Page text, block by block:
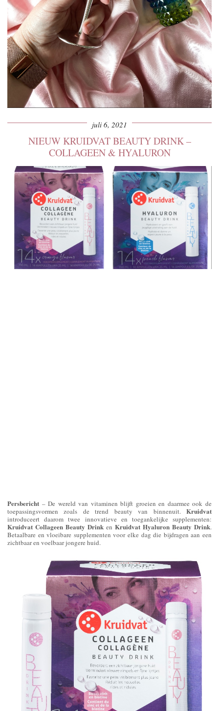
juli 6, 2021
NIEUW KRUIDVAT BEAUTY DRINK –
COLLAGEEN & HYALURON
Persbericht – De wereld van vitaminen blijft groeien en daarmee ook de
toepassingsvormen zoals de trend beauty van binnenuit. Kruidvat
introduceert daarom twee innovatieve en toegankelijke supplementen:
Kruidvat Collageen Beauty Drink en Kruidvat Hyaluron Beauty Drink.
Betaalbare en vloeibare supplementen voor elke dag die bijdragen aan een
zichtbaar en voelbaar jongere huid.